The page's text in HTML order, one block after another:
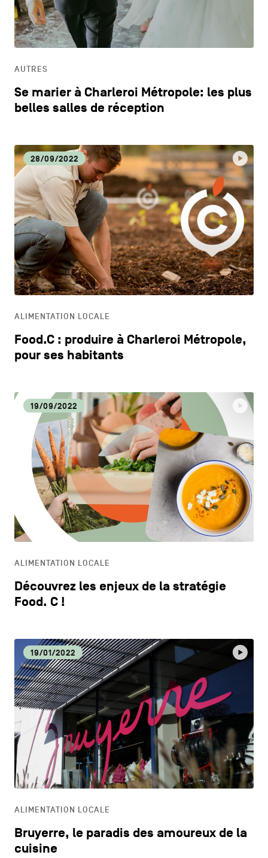
secondaire
MENTIONS LÉGALES
COOKIES POLICY
POLITIQUE VIE PRIVÉE
FR NL EN
CM
DÉCOUVERTE
DYNAMISME ÉCONOMIQUE
ECOLOGIE
EDUCATION
HORECA
LIFESTYLE
AUTRES
Se marier à Charleroi Métropole: les plus
belles salles de réception
28/09/2022
ALIMENTATION LOCALE
Food.C : produire à Charleroi Métropole,
pour ses habitants
19/09/2022
ALIMENTATION LOCALE
Découvrez les enjeux de la stratégie
Food. C !
19/01/2022
ALIMENTATION LOCALE
Bruyerre, le paradis des amoureux de la
cuisine